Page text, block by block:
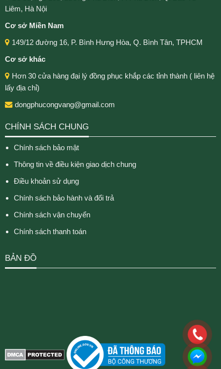
Liêm, Hà Nội
Cơ sở Miền Nam
149/12 đường 16, P. Bình Hưng Hòa, Q. Bình Tân, TPHCM
Cơ sở khác
Hơn 30 cửa hàng đại lý đồng phục khắp các tỉnh thành ( liên hệ
lấy địa chỉ)
dongphucongvang@gmail.com
CHÍNH SÁCH CHUNG
Chính sách bảo mật
Thông tin về điều kiện giao dịch chung
Điều khoản sử dụng
Chính sách bảo hành và đổi trả
Chính sách vận chuyển
Chính sách thanh toán
BẢN ĐỒ